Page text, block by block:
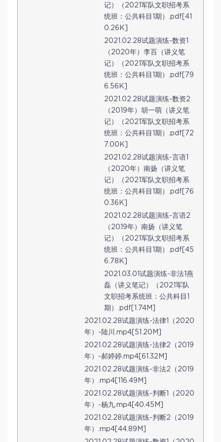
记）（2021军队文职招考系
统班：公共科目1期）.pdf[41
0.26K]
2021.02.28试题演练-数资1
（2020年）李百（讲义笔
记）（2021军队文职招考系
统班：公共科目1期）.pdf[79
6.56K]
2021.02.28试题演练-数资2
（2019年）胡一萌（讲义笔
记）（2021军队文职招考系
统班：公共科目1期）.pdf[72
7.00K]
2021.02.28试题演练-言语1
（2020年）南扬（讲义笔
记）（2021军队文职招考系
统班：公共科目1期）.pdf[76
0.36K]
2021.02.28试题演练-言语2
（2019年）南扬（讲义笔
记）（2021军队文职招考系
统班：公共科目1期）.pdf[45
6.78K]
2021.03.01试题演练-非法1燕
磊（讲义笔记）（2021军队
文职招考系统班：公共科目1
期）.pdf[1.74M]
2021.02.28试题演练-法律1（2020
年）-陆川.mp4[51.20M]
2021.02.28试题演练-法律2（2019
年）-郝婷婷.mp4[61.32M]
2021.02.28试题演练-非法2（2019
年）.mp4[116.49M]
2021.02.28试题演练-判断1（2020
年）-杨九.mp4[40.45M]
2021.02.28试题演练-判断2（2019
年）.mp4[44.89M]